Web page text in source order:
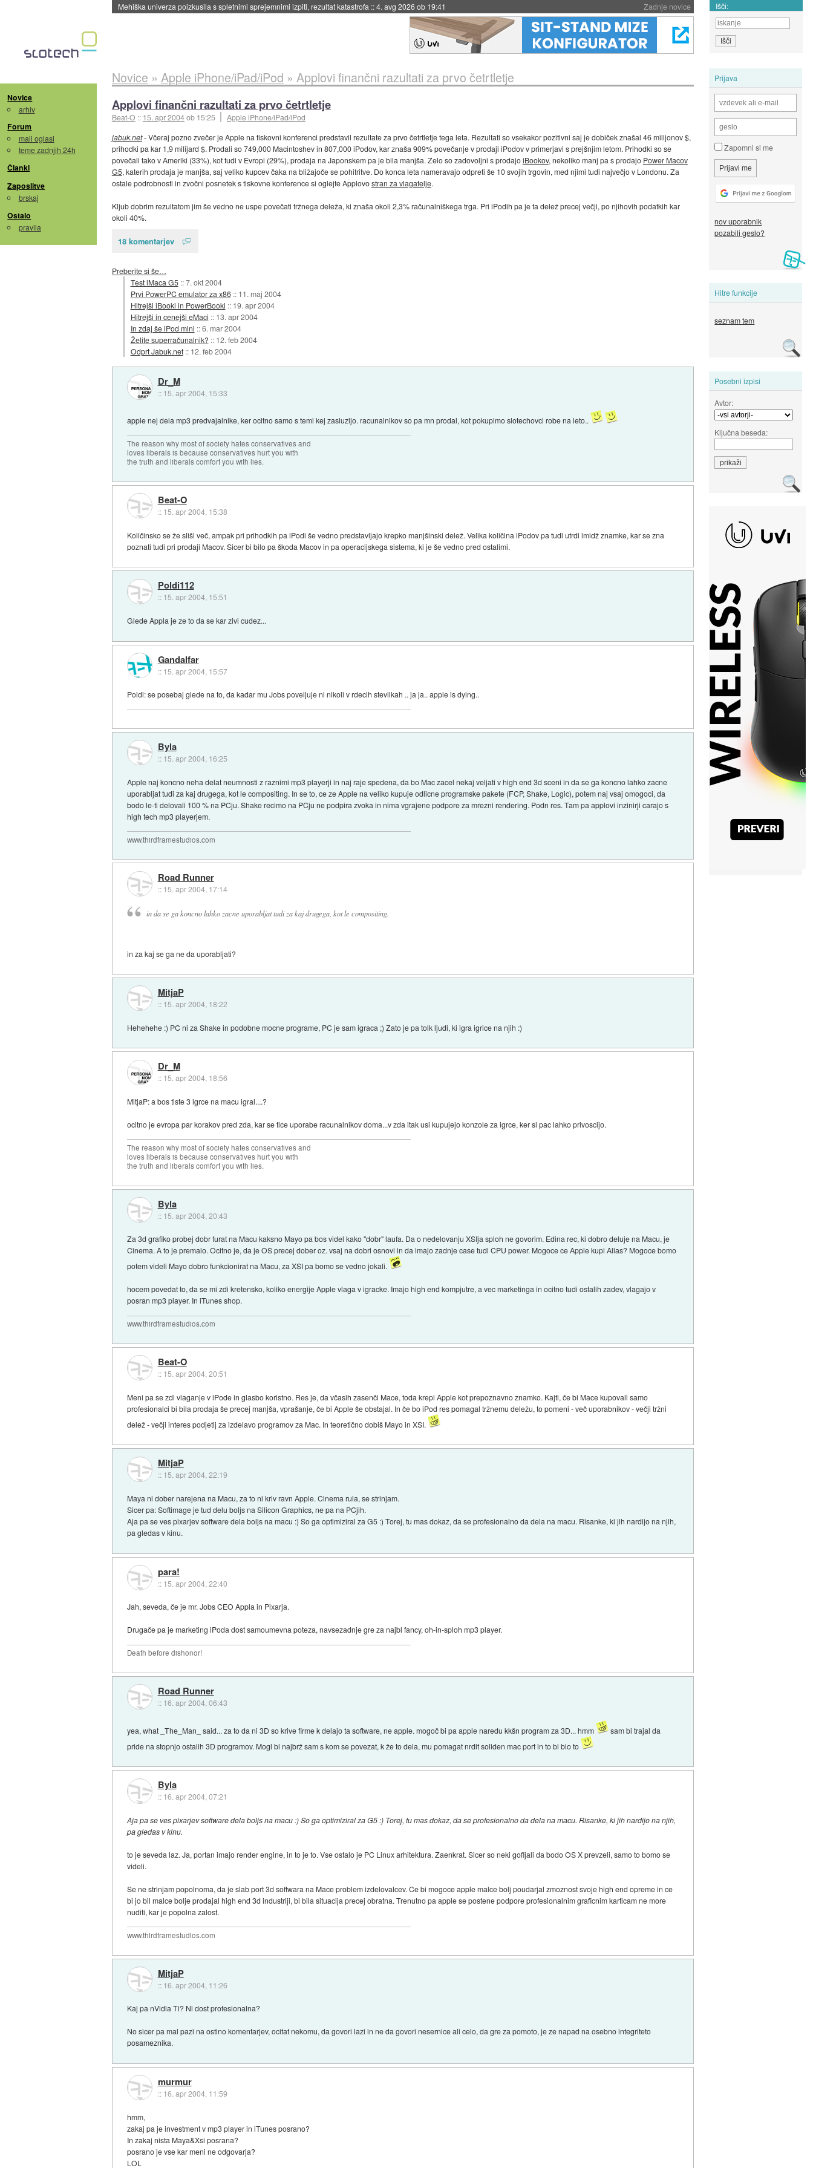
Zadnje novice
Evropska vesoljska agencija razvija svojo raketo za večkratno uporabo::4. avg 2026 ob 19:41 Išči:
Novice
arhiv
Forum
mali oglasi
teme zadnjih 24h
Članki
Zaposlitve
brskaj
Ostalo
pravila
Prijava
Zapomni si me
nov uporabnik
pozabili geslo?
Hitre funkcije
seznam tem
Posebni izpisi
Avtor:
Ključna beseda:
Novice » Apple iPhone/iPad/iPod » Applovi finančni razultati za prvo četrtletje
Applovi finančni razultati za prvo četrtletje
Beat-O :: 15. apr 2004ob 15:25
Apple iPhone/iPad/iPod
jabuk.net- Včeraj pozno zvečer je Apple na tiskovni konferenci predstavil rezultate za prvo četrtletje tega leta. Rezultati so vsekakor pozitivni saj je dobiček znašal 46 milijonov $,
prihodki pa kar 1,9 milijard $. Prodali so 749,000 Macintoshev in 807,000 iPodov, kar znaša 909% povečanje v prodaji iPodov v primerjavi s prejšnjim letom. Prihodki so se
povečali tako v Ameriki (33%), kot tudi v Evropi (29%), prodaja na Japonskem pa je bila manjša. Zelo so zadovoljni s prodajoiBookov, nekoliko manj pa s prodajo Power Macov
G5, katerih prodaja je manjša, saj veliko kupcev čaka na bližajoče se pohitritve. Do konca leta nameravajo odpreti še 10 svojih trgovin, med njimi tudi največjo v Londonu. Za
ostale podrobnosti in zvočni posnetek s tiskovne konference si oglejte Applovostran za vlagatelje.
Kljub dobrim rezultatom jim še vedno ne uspe povečati tržnega deleža, ki znaša okoli 2,3% računalniškega trga. Pri iPodih pa je ta delež precej večji, po njihovih podatkih kar
okoli 40%.
18 komentarjev
Preberite si še…
Test iMaca G5 ::7. okt 2004
Prvi PowerPC emulator za x86 :: 11. maj 2004
Hitrejši iBooki in PowerBooki :: 19. apr 2004
Hitrejši in cenejši eMaci :: 13. apr 2004
In zdaj še iPod mini ::6. mar 2004
Želite superračunalnik? :: 12. feb 2004
Odprt Jabuk.net :: 12. feb 2004
Dr_M
:: 15. apr 2004, 15:33
apple nej dela mp3 predvajalnike, ker ocitno samo s temi kej zasluzijo. racunalnikov so pa mn prodal, kot pokupimo slotechovci robe na leto..
The reason why most of society hates conservatives and
loves liberals is because conservatives hurt you with
the truth and liberals comfort you with lies.
Beat-O
:: 15. apr 2004, 15:38
Količinsko se že sliši več, ampak pri prihodkih pa iPodi še vedno predstavljajo krepko manjšinski delež. Velika količina iPodov pa tudi utrdi imidž znamke, kar se zna
poznati tudi pri prodaji Macov. Sicer bi bilo pa škoda Macov in pa operacijskega sistema, ki je še vedno pred ostalimi.
Poldi112
:: 15. apr 2004, 15:51
Glede Appla je ze to da se kar zivi cudez...
Gandalfar
:: 15. apr 2004, 15:57
Poldi: se posebaj glede na to, da kadar mu Jobs poveljuje ni nikoli v rdecih stevilkah .. ja ja.. apple is dying..
Byla
:: 15. apr 2004, 16:25
Apple naj koncno neha delat neumnosti z raznimi mp3 playerji in naj raje spedena, da bo Mac zacel nekaj veljati v high end 3d sceni in da se ga koncno lahko zacne
uporabljat tudi za kaj drugega, kot le compositing. In se to, ce ze Apple na veliko kupuje odlicne programske pakete (FCP, Shake, Logic), potem naj vsaj omogoci, da
bodo le-ti delovali 100 % na PCju. Shake recimo na PCju ne podpira zvoka in nima vgrajene podpore za mrezni rendering. Podn res. Tam pa applovi inzinirji carajo s
high tech mp3 playerjem.
www.thirdframestudios.com
Road Runner
:: 15. apr 2004, 17:14
in da se ga koncno lahko zacne uporabljat tudi za kaj drugega, kot le compositing.
in za kaj se ga ne da uporabljati?
MitjaP
:: 15. apr 2004, 18:22
Hehehehe :) PC ni za Shake in podobne mocne programe, PC je sam igraca ;) Zato je pa tolk ljudi, ki igra igrice na njih :)
Dr_M
:: 15. apr 2004, 18:56
MitjaP: a bos tiste 3 igrce na macu igral....?
ocitno je evropa par korakov pred zda, kar se tice uporabe racunalnikov doma...v zda itak usi kupujejo konzole za igrce, ker si pac lahko privoscijo.
The reason why most of society hates conservatives and
loves liberals is because conservatives hurt you with
the truth and liberals comfort you with lies.
Byla
:: 15. apr 2004, 20:43
Za 3d grafiko probej dobr furat na Macu kaksno Mayo pa bos videl kako "dobr" laufa. Da o nedelovanju XSIja sploh ne govorim. Edina rec, ki dobro deluje na Macu, je
Cinema. A to je premalo. Ocitno je, da je OS precej dober oz. vsaj na dobri osnovi in da imajo zadnje case tudi CPU power. Mogoce ce Apple kupi Alias? Mogoce bomo
potem videli Mayo dobro funkcionirat na Macu, za XSI pa bomo se vedno jokali.
hocem povedat to, da se mi zdi kretensko, koliko energije Apple vlaga v igracke. Imajo high end kompjutre, a vec marketinga in ocitno tudi ostalih zadev, vlagajo v
posran mp3 player. In iTunes shop.
www.thirdframestudios.com
Beat-O
:: 15. apr 2004, 20:51
Meni pa se zdi vlaganje v iPode in glasbo koristno. Res je, da včasih zasenči Mace, toda krepi Apple kot prepoznavno znamko. Kajti, če bi Mace kupovali samo
profesionalci bi bila prodaja še precej manjša, vprašanje, če bi Apple še obstajal. In če bo iPod res pomagal tržnemu deležu, to pomeni - več uporabnikov - večji tržni
delež - večji interes podjetij za izdelavo programov za Mac. In teoretično dobiš Mayo in XSI.
MitjaP
:: 15. apr 2004, 22:19
Maya ni dober narejena na Macu, za to ni kriv ravn Apple. Cinema rula, se strinjam.
Sicer pa: Softimage je tud delu boljs na Silicon Graphics, ne pa na PCjih.
Aja pa se ves pixarjev software dela boljs na macu :) So ga optimiziral za G5 :) Torej, tu mas dokaz, da se profesionalno da dela na macu. Risanke, ki jih nardijo na njih,
pa gledas v kinu.
para!
:: 15. apr 2004, 22:40
Jah, seveda, če je mr. Jobs CEO Appla in Pixarja.
Drugače pa je marketing iPoda dost samoumevna poteza, navsezadnje gre za najbl fancy, oh-in-sploh mp3 player.
Death before dishonor!
Road Runner
:: 16. apr 2004, 06:43
yea, what _The_Man_ said... za to da ni 3D so krive firme k delajo ta software, ne apple. mogoč bi pa apple naredu kkšn program za 3D... hmm
sam bi trajal da
pride na stopnjo ostalih 3D programov. Mogl bi najbrž sam s kom se povezat, k že to dela, mu pomagat nrdit soliden mac port in to bi blo to
Byla
:: 16. apr 2004, 07:21
Aja pa se ves pixarjev software dela boljs na macu :) So ga optimiziral za G5 :) Torej, tu mas dokaz, da se profesionalno da dela na macu. Risanke, ki jih nardijo na njih,
pa gledas v kinu.
to je seveda laz. Ja, portan imajo render engine, in to je to. Vse ostalo je PC Linux arhitektura. Zaenkrat. Sicer so neki gofljali da bodo OS X prevzeli, samo to bomo se
videli.
Se ne strinjam popolnoma, da je slab port 3d softwara na Mace problem izdelovalcev. Ce bi mogoce apple malce bolj poudarjal zmoznost svoje high end opreme in ce
bi jo bil malce bolje prodajal high end 3d industriji, bi bila situacija precej obratna. Trenutno pa apple se postene podpore profesionalnim graficnim karticam ne more
nuditi, kar je popolna zalost.
www.thirdframestudios.com
MitjaP
:: 16. apr 2004, 11:26
Kaj pa nVidia Ti? Ni dost profesionalna?
No sicer pa mal pazi na ostino komentarjev, ocitat nekomu, da govori lazi in ne da govori nesernice ali celo, da gre za pomoto, je ze napad na osebno integriteto
posameznika.
murmur
:: 16. apr 2004, 11:59
hmm,
zakaj pa je investment v mp3 player in iTunes posrano?
In zakaj nista Maya&Xsi posrana?
posrano je vse kar meni ne odgovarja?
LOL